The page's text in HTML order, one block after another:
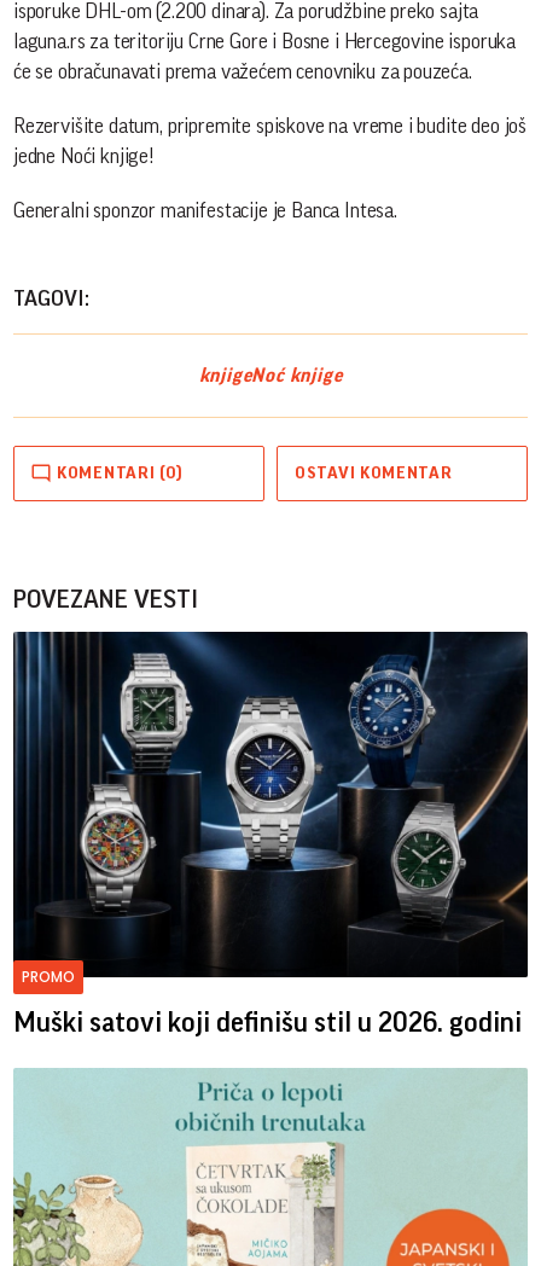
isporuke DHL-om (2.200 dinara). Za porudžbine preko sajta
laguna.rs za teritoriju Crne Gore i Bosne i Hercegovine isporuka
će se obračunavati prema važećem cenovniku za pouzeća.
Rezervišite datum, pripremite spiskove na vreme i budite deo još
jedne Noći knjige!
Generalni sponzor manifestacije je Banca Intesa.
TAGOVI:
knjigeNoć knjige
KOMENTARI (0) OSTAVI KOMENTAR
POVEZANE VESTI
PROMO
Muški satovi koji definišu stil u 2026. godini